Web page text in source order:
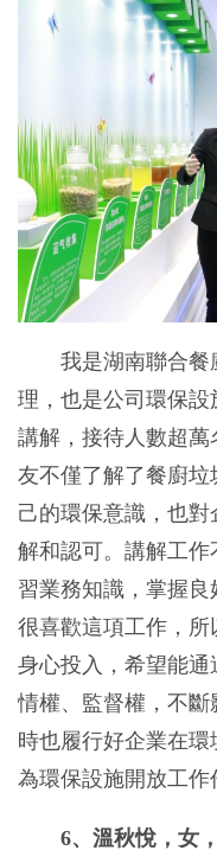
我是湖南聯合餐
理，也是公司環保設
講解，接待人數超萬
友不僅了解了餐廚垃
己的環保意識，也
解和認可。講解工
習業務知識，掌握
很喜歡這項工作，
身心投入，希望能
情權、監督權，不斷
時也履行好企業在
為環保設施開放工作
6、溫秋悅，女